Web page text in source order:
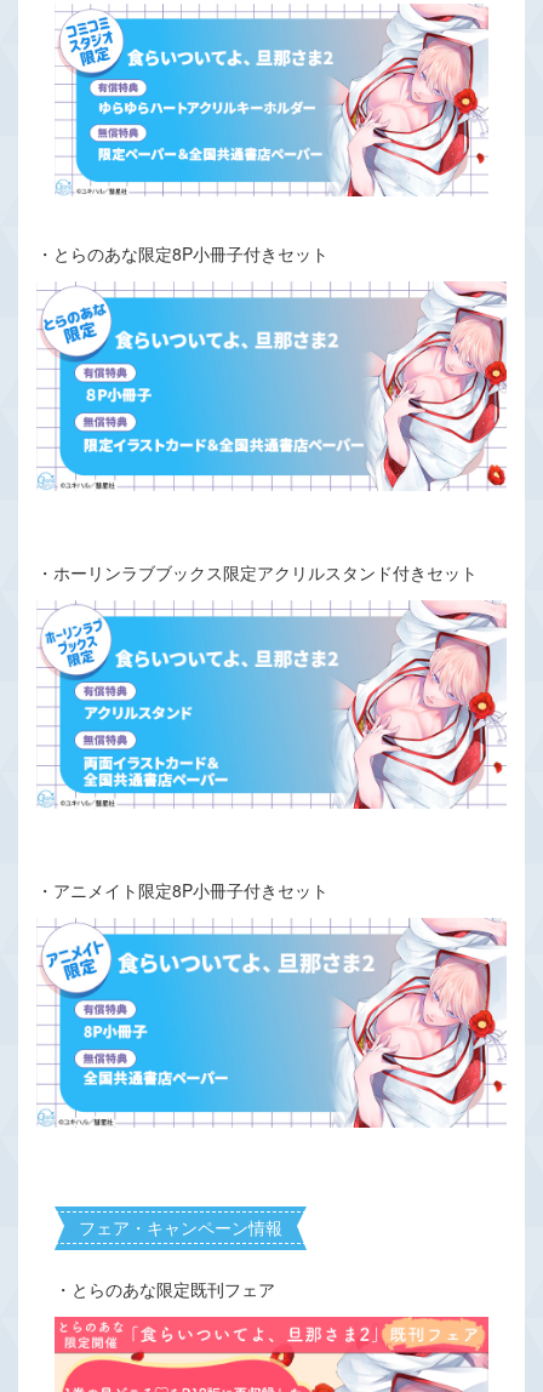
・とらのあな限定8P小冊子付きセット
・ホーリンラブブックス限定アクリルスタンド付きセット
・アニメイト限定8P小冊子付きセット
フェア・キャンペーン情報
・とらのあな限定既刊フェア